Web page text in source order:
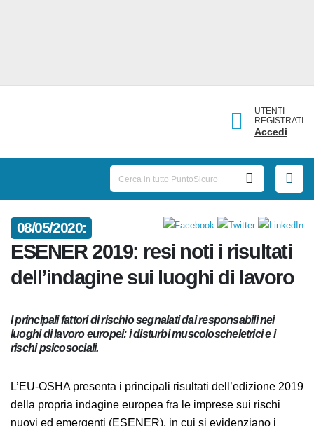
UTENTI
REGISTRATI
Accedi
08/05/2020:
ESENER 2019: resi noti i risultati
dell’indagine sui luoghi di
lavoro
I principali fattori di rischio segnalati dai responsabili nei
rischi psicosociali.
L’EU-OSHA presenta i principali risultati dell’edizione